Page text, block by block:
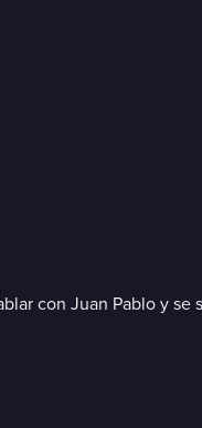
con Juan Pablo y